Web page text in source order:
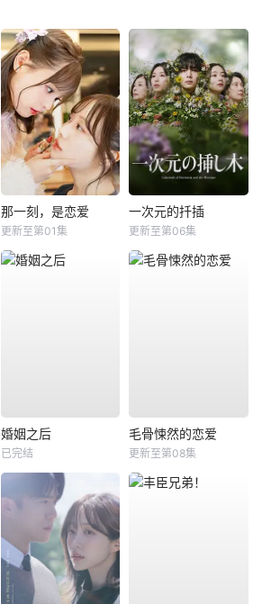
那一刻，是恋爱
更新至第01集
一次元的扦插
更新至第06集
婚姻之后
已完结
毛骨悚然的恋爱
更新至第08集